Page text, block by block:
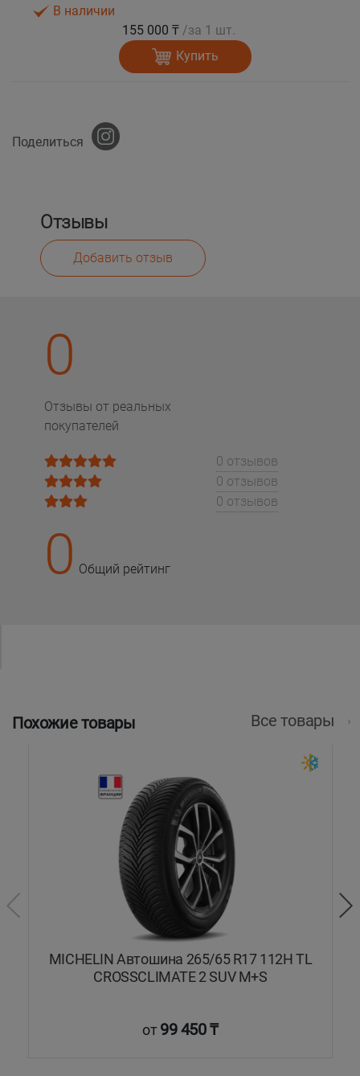
В наличии
155 000 ₸ /за 1 шт.
Купить
Поделиться
Отзывы
Добавить отзыв
0
Отзывы от реальных
покупателей
0 отзывов
0 отзывов
0 отзывов
0 Общий рейтинг
Похожие товары Все товары
MICHELIN Автошина 265/65 R17 112H TL
CROSSCLIMATE 2 SUV M+S
от99 450 ₸